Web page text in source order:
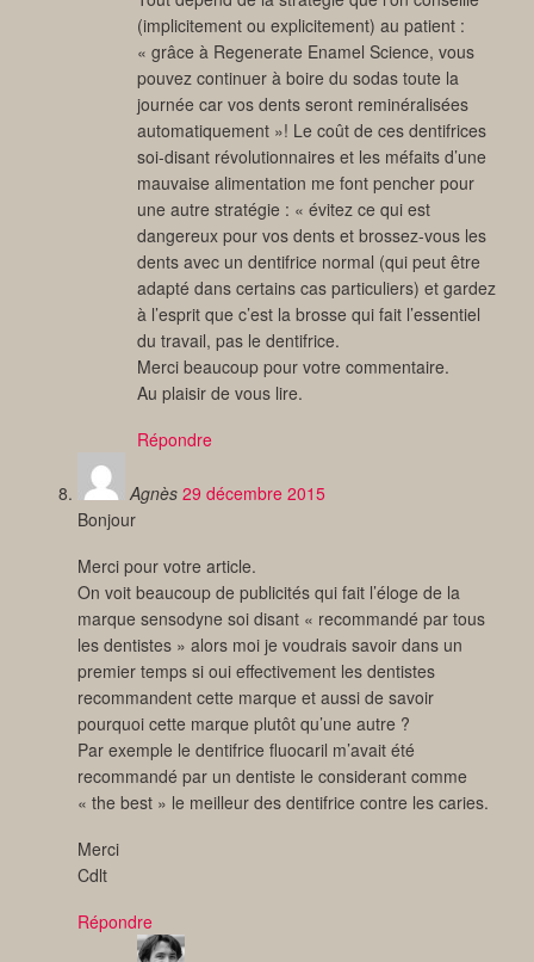
(implicitement ou explicitement) au patient :
« grâce à Regenerate Enamel Science, vous
pouvez continuer à boire du sodas toute la
journée car vos dents seront reminéralisées
automatiquement »! Le coût de ces dentifrices
soi-disant révolutionnaires et les méfaits d’une
mauvaise alimentation me font pencher pour
une autre stratégie : « évitez ce qui est
dangereux pour vos dents et brossez-vous les
dents avec un dentifrice normal (qui peut être
adapté dans certains cas particuliers) et gardez
à l’esprit que c’est la brosse qui fait l’essentiel
du travail, pas le dentifrice.
Merci beaucoup pour votre commentaire.
Au plaisir de vous lire.
Répondre
Agnès 29 décembre 2015
Bonjour
Merci pour votre article.
On voit beaucoup de publicités qui fait l’éloge de la
marque sensodyne soi disant « recommandé par tous
les dentistes » alors moi je voudrais savoir dans un
premier temps si oui effectivement les dentistes
recommandent cette marque et aussi de savoir
pourquoi cette marque plutôt qu’une autre ?
Par exemple le dentifrice fluocaril m’avait été
recommandé par un dentiste le considerant comme
« the best » le meilleur des dentifrice contre les caries.
Merci
Cdlt
Répondre